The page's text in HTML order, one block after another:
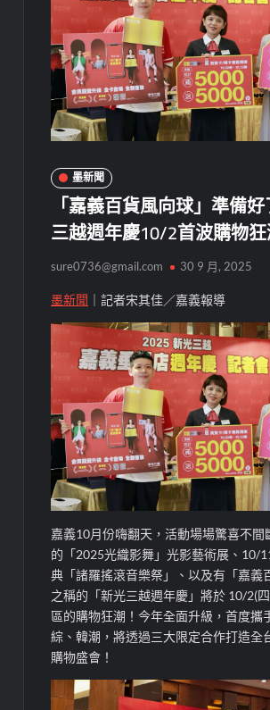
墨新聞
「嘉義百貨風向球」準備
三越週年慶10/2首波購物
sure0736@gmail.com 30 9 月, 2025
墨新聞 ｜記者宋其佳／嘉義報導
嘉義10月份嗨翻天，活動場場驚喜不間
的 「2025光織影舞」光影藝術展、10/
典 「諸羅搖滾音樂祭」 、以及有「嘉義
之稱的 「新光三越週年慶」將於 10/2(
區的購物狂潮！今年全面升級，首度攜
綜、韓潮，將透過三大限定合作打造全
購物盛會！